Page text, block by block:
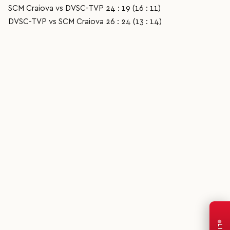
SCM Craiova vs DVSC-TVP 24 : 19 (16 : 11)
DVSC-TVP vs SCM Craiova 26 : 24 (13 : 14)